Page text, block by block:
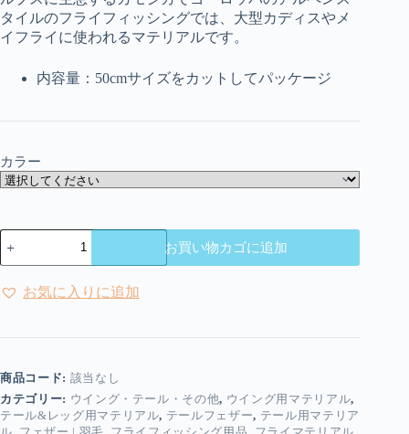
タイルのフライフィッシングでは、大型カディスやメ
イフライに使われるマテリアルです。
内容量：50cmサイズをカットしてパッケージ
カラー
ホ
ッ
フ
|
Fly
-
シ
ャ
お買い物カゴに追加
お気に入りに追加
商品コード: 該当なし
カテゴリー: ウイング・テール・その他, ウイング用マテリアル,
テール&レッグ用マテリアル, テールフェザー, テール用マテリア